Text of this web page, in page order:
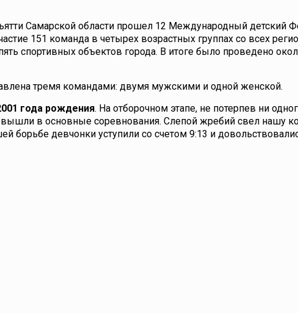
Самарской области прошел 12 Международный детский
151 команда в четырех возрастных группах со всех
спортивных объектов города. В итоге было проведено
тремя командами: двумя мужскими и одной женской.
года рождения. На отборочном этапе, не потерпев ни
вышли в основные соревнования. Слепой жребий свел нашу
борьбе девчонки уступили со счетом 9:13 и